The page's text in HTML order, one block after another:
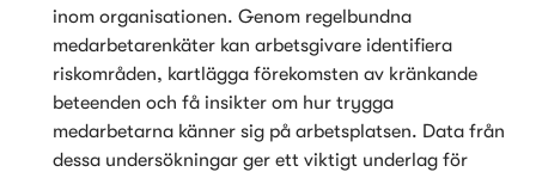
inom organisationen. Genom regelbundna
medarbetarenkäter kan arbetsgivare identifiera
riskområden, kartlägga förekomsten av kränkande
beteenden och få insikter om hur trygga
medarbetarna känner sig på arbetsplatsen. Data från
dessa undersökningar ger ett viktigt underlag för